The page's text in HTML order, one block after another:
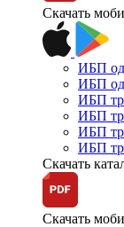
Скачать
ИБП
ИБП
ИБП
ИБП
ИБП
ИБП
Скачать
Скачать